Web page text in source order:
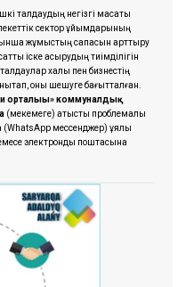
талдаудың негізгі мақсаты
сектор ұйымдарының
жұмыстың сапасын арттыру
іске асырудың тиімділігін
халық пен бизнестің
оны шешуге бағытталған.
орталығы» коммуналдық
(мекемеге) қатысты проблемалық
(WhatsApp мессенджер) ұялы
электрондық поштасына